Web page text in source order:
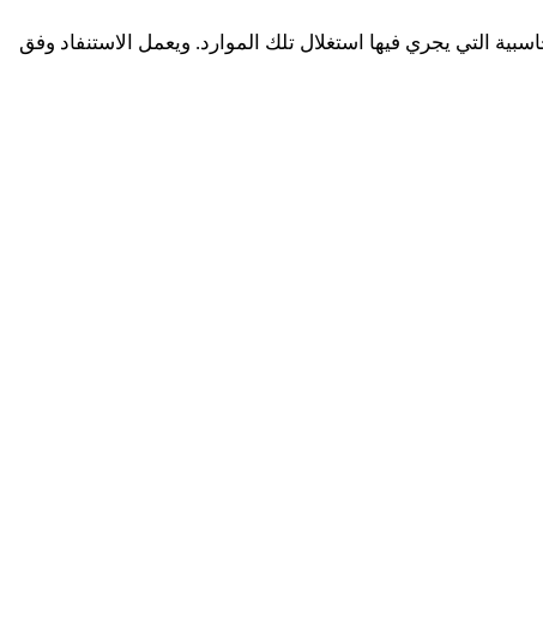
التي يجري فيها استغلال تلك الموارد. ويعمل الاستنفاد وفق